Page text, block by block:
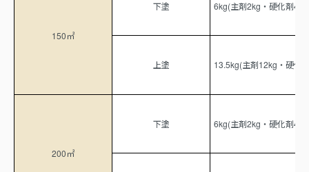
150㎡
下塗 6kg(主剤2kg・硬化剤
上塗 13.5kg(主剤12kg・硬化
200㎡
下塗 6kg(主剤2kg・硬化剤